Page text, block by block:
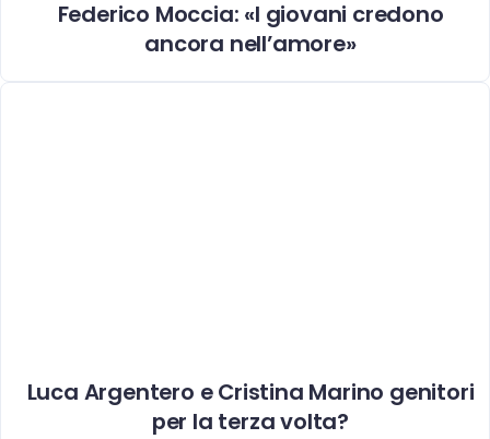
Federico Moccia: «I giovani credono
ancora nell’amore»
Luca Argentero e Cristina Marino genitori
per la terza volta?